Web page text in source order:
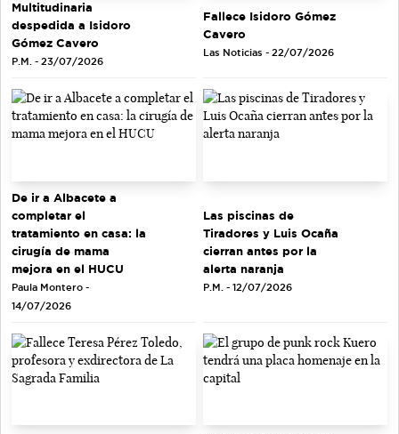
Multitudinaria
despedida a Isidoro
Gómez Cavero
P.M. - 23/07/2026
Fallece Isidoro Gómez
Cavero
Las Noticias - 22/07/2026
De ir a Albacete a
completar el
tratamiento en casa: la
cirugía de mama
mejora en el HUCU
Paula Montero -
14/07/2026
Las piscinas de
Tiradores y Luis Ocaña
cierran antes por la
alerta naranja
P.M. - 12/07/2026